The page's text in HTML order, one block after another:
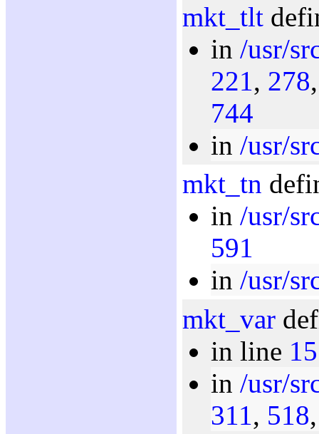
mkt_tlt
in /usr/
221, 278
744
in /usr/
mkt_tn
in /usr/
591
in /usr/
mkt_var
in line
in /usr/
311, 518